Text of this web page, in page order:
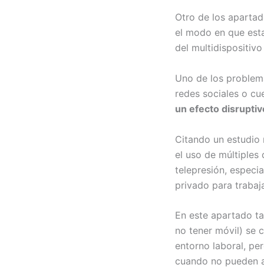
Otro de los
el modo en que
del
Uno de los
redes sociales o
un efecto
Citando un estudio
el uso de múltiples
telepresión,
privado para
En este apartado
no tener móvil) se
entorno laboral,
cuando no pueden